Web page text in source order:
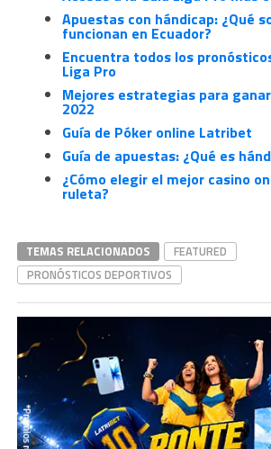
Apuestas con hándicap: ¿Qué
funcionan en Ecuador?
Encuentra todos los
Liga Pro
Mejores estrategias para
2022
Guía de Póker online Latribet
Guía de apuestas: ¿Qué es
¿Cómo elegir el mejor casino
ruleta?
TEMAS RELACIONADOS
FEATURED
PRONÓSTICOS DEPORTIVOS